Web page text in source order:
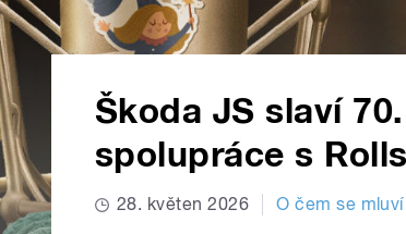
Škoda JS slaví
spolupráce s
28. květen 2026 O čem se mluví